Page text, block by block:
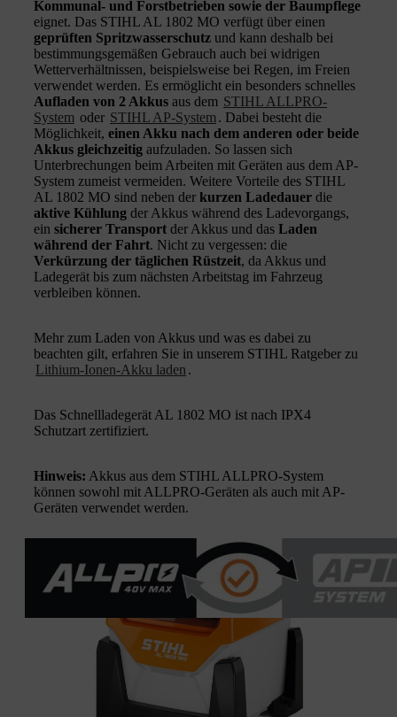
Kommunal- und Forstbetrieben sowie der Baumpflege
eignet. Das STIHL AL 1802 MO verfügt über einen
geprüften Spritzwasserschutz und kann deshalb bei
bestimmungsgemäßen Gebrauch auch bei widrigen
Wetterverhältnissen, beispielsweise bei Regen, im Freien
verwendet werden. Es ermöglicht ein besonders schnelles
Aufladen von 2 Akkus aus dem STIHL ALLPRO-
System oder STIHL AP-System . Dabei besteht die
Möglichkeit, einen Akku nach dem anderen oder beide
Akkus gleichzeitig aufzuladen. So lassen sich
Unterbrechungen beim Arbeiten mit Geräten aus dem AP-
System zumeist vermeiden. Weitere Vorteile des STIHL
AL 1802 MO sind neben der kurzen Ladedauer die
aktive Kühlung der Akkus während des Ladevorgangs,
ein sicherer Transport der Akkus und das Laden
während der Fahrt. Nicht zu vergessen: die
Verkürzung der täglichen Rüstzeit, da Akkus und
Ladegerät bis zum nächsten Arbeitstag im Fahrzeug
verbleiben können.
Mehr zum Laden von Akkus und was es dabei zu
beachten gilt, erfahren Sie in unserem STIHL Ratgeber zu
Lithium-Ionen-Akku laden .
Das Schnellladegerät AL 1802 MO ist nach IPX4
Schutzart zertifiziert.
Hinweis: Akkus aus dem STIHL ALLPRO-System
können sowohl mit ALLPRO-Geräten als auch mit AP-
Geräten verwendet werden.